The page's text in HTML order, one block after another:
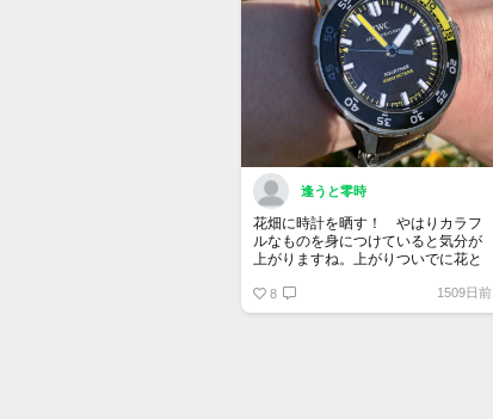
逢うと零時
花畑に時計を晒す！ やはりカラフ
ルなものを身につけていると気分が
上がりますね。上がりついでに花と
手にとまったけどミツバチだったか
らセーフ🐝
8 1509日前